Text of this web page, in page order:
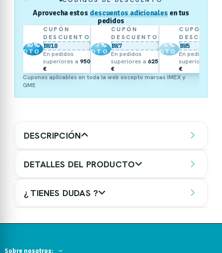
Aprovecha estos descuentos adicionales en tus
pedidos
10%
DTO.
CUPÓN
DESCUENTO
BW10
En pedidos
superiores a 950
€
7%
DTO.
CUPÓN
DESCUENTO
BW7
En pedidos
superiores a 625
€
5%
DTO.
CUPÓN
BW5
En pedidos
superiores a
€
Cupones aplicables en toda la web excepto marcas IMEX y
GME
DESCRIPCIÓN
DETALLES DEL PRODUCTO
¿ TIENES DUDAS ?
Sobre nosotros: